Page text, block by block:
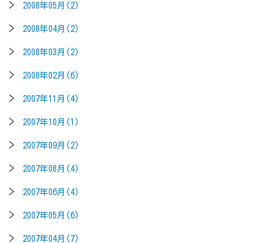
2008年05月(2)
2008年04月(2)
2008年03月(2)
2008年02月(6)
2007年11月(4)
2007年10月(1)
2007年09月(2)
2007年08月(4)
2007年06月(4)
2007年05月(6)
2007年04月(7)